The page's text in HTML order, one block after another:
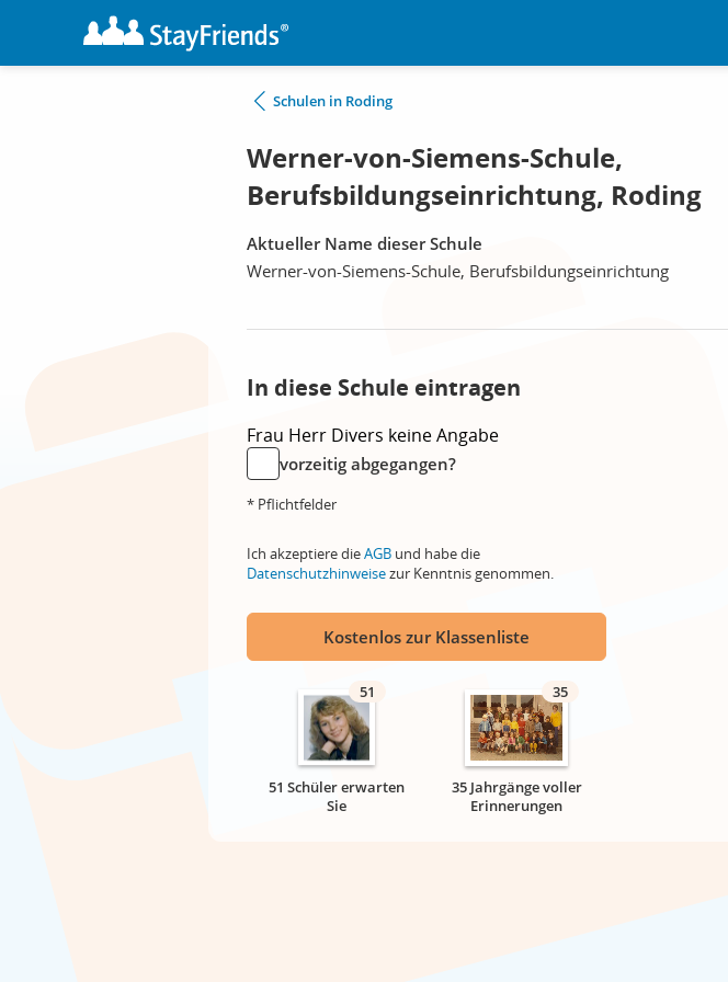
Schulen in Roding
Werner-von-Siemens-Schule,
Berufsbildungseinrichtung, Roding
Aktueller Name dieser Schule
Werner-von-Siemens-Schule, Berufsbildungseinrichtung
In diese Schule eintragen
Frau Herr Divers keine Angabe
vorzeitig abgegangen?
* Pflichtfelder
Ich akzeptiere dieAGB und habe die
Datenschutzhinweisezur Kenntnis genommen.
Kostenlos zur Klassenliste
51
51 Schüler erwarten
Sie
35
35 Jahrgänge voller
Erinnerungen